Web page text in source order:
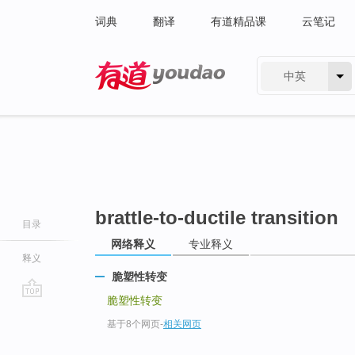
词典 翻译 有道精品课 云笔记
中英
目录
释义
brattle-to-ductile transition
网络释义 专业释义
脆塑性转变
脆塑性转变
基于8个网页-相关网页